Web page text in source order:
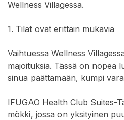
Wellness Villagessa.
1. Tilat ovat erittäin mukavia
Vaihtuessa Wellness
majoituksia. Tässä on nopea
sinua päättämään, kumpi
IFUGAO Health Club Suites-
mökki, jossa on yksityinen